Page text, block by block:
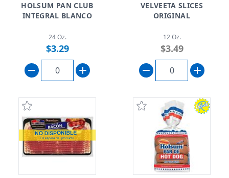
HOLSUM PAN CLUB
INTEGRAL BLANCO
24 Oz.
$3.29
VELVEETA SLICES
ORIGINAL
12 Oz.
$3.49